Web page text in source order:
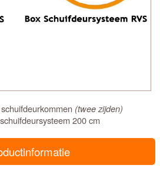
(twee zijden)
200 cm